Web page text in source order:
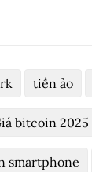
tiền ảo
bitcoin 2025
smartphone